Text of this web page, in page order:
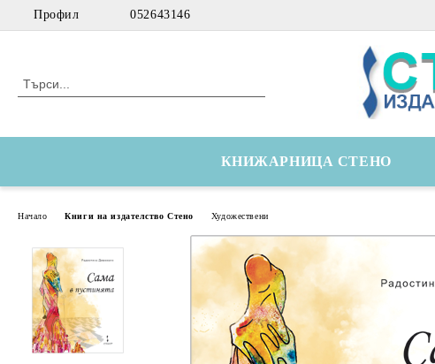
Профил 052643146
КНИЖАРНИЦА СТЕНО
Начало Книги на издателство Стено Художествени